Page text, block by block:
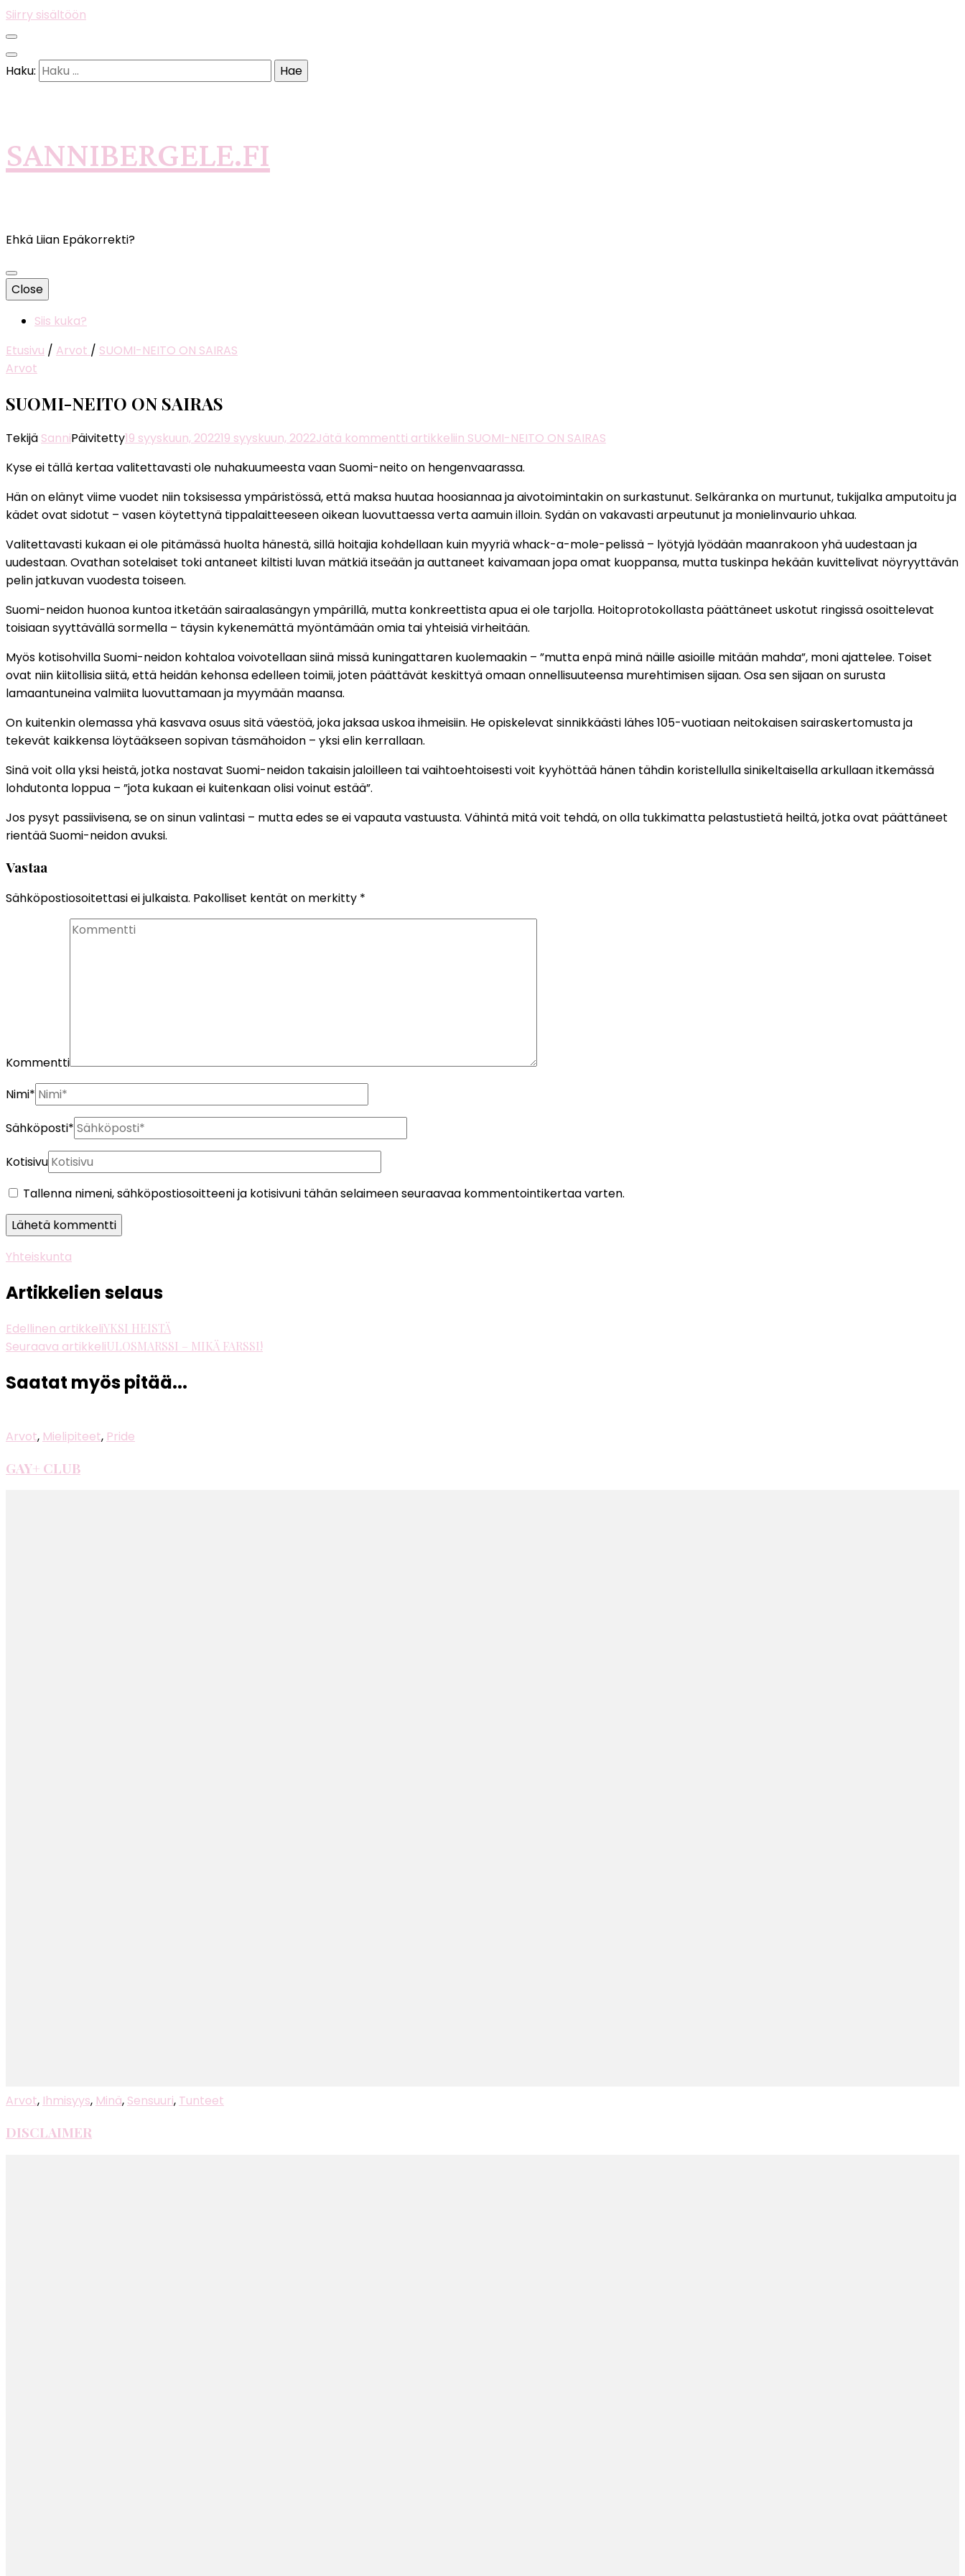
Siirry sisältöön
Haku:
SANNIBERGELE.FI
Ehkä Liian Epäkorrekti?
Close
Siis kuka?
Etusivu / Arvot / SUOMI-NEITO ON SAIRAS
Arvot
SUOMI-NEITO ON SAIRAS
Tekijä SanniPäivitetty19 syyskuun, 202219 syyskuun, 2022Jätä kommentti artikkeliin SUOMI-NEITO ON SAIRAS
Kyse ei tällä kertaa valitettavasti ole nuhakuumeesta vaan Suomi-neito on hengenvaarassa.
Hän on elänyt viime vuodet niin toksisessa ympäristössä, että maksa huutaa hoosiannaa ja aivotoimintakin on surkastunut. Selkäranka on murtunut, tukijalka amputoitu ja
kädet ovat sidotut – vasen köytettynä tippalaitteeseen oikean luovuttaessa verta aamuin illoin. Sydän on vakavasti arpeutunut ja monielinvaurio uhkaa.
Valitettavasti kukaan ei ole pitämässä huolta hänestä, sillä hoitajia kohdellaan kuin myyriä whack-a-mole-pelissä – lyötyjä lyödään maanrakoon yhä uudestaan ja
uudestaan. Ovathan sotelaiset toki antaneet kiltisti luvan mätkiä itseään ja auttaneet kaivamaan jopa omat kuoppansa, mutta tuskinpa hekään kuvittelivat nöyryyttävän
pelin jatkuvan vuodesta toiseen.
Suomi-neidon huonoa kuntoa itketään sairaalasängyn ympärillä, mutta konkreettista apua ei ole tarjolla. Hoitoprotokollasta päättäneet uskotut ringissä osoittelevat
toisiaan syyttävällä sormella – täysin kykenemättä myöntämään omia tai yhteisiä virheitään.
Myös kotisohvilla Suomi-neidon kohtaloa voivotellaan siinä missä kuningattaren kuolemaakin – ”mutta enpä minä näille asioille mitään mahda”, moni ajattelee. Toiset
ovat niin kiitollisia siitä, että heidän kehonsa edelleen toimii, joten päättävät keskittyä omaan onnellisuuteensa murehtimisen sijaan. Osa sen sijaan on surusta
lamaantuneina valmiita luovuttamaan ja myymään maansa.
On kuitenkin olemassa yhä kasvava osuus sitä väestöä, joka jaksaa uskoa ihmeisiin. He opiskelevat sinnikkäästi lähes 105-vuotiaan neitokaisen sairaskertomusta ja
tekevät kaikkensa löytääkseen sopivan täsmähoidon – yksi elin kerrallaan.
Sinä voit olla yksi heistä, jotka nostavat Suomi-neidon takaisin jaloilleen tai vaihtoehtoisesti voit kyyhöttää hänen tähdin koristellulla sinikeltaisella arkullaan itkemässä
lohdutonta loppua – ”jota kukaan ei kuitenkaan olisi voinut estää”.
Jos pysyt passiivisena, se on sinun valintasi – mutta edes se ei vapauta vastuusta. Vähintä mitä voit tehdä, on olla tukkimatta pelastustietä heiltä, jotka ovat päättäneet
rientää Suomi-neidon avuksi.
Vastaa
Sähköpostiosoitettasi ei julkaista. Pakolliset kentät on merkitty *
Kommentti
Nimi*
Sähköposti*
Kotisivu
Tallenna nimeni, sähköpostiosoitteeni ja kotisivuni tähän selaimeen seuraavaa kommentointikertaa varten.
Yhteiskunta
Artikkelien selaus
Edellinen artikkeliYKSI HEISTÄ
Seuraava artikkeliULOSMARSSI – MIKÄ FARSSI!
Saatat myös pitää...
Arvot, Mielipiteet, Pride
GAY+ CLUB
Arvot, Ihmisyys, Minä, Sensuuri, Tunteet
DISCLAIMER